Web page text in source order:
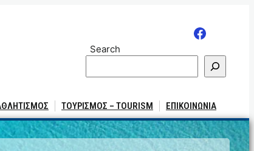
Search
ΤΟΥΡΙΣΜΟΣ – TOURISM ΕΠΙΚΟΙΝΩΝΙΑ